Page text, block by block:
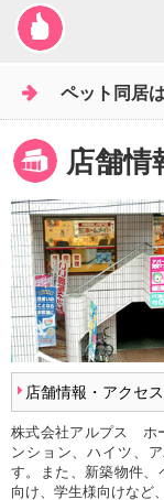
ペット同居
店舗情
店舗情報・アクセ
株式会社アルプス ホ
ンション、ハイツ、
す。また、新築物件
向け、学生様向けなど